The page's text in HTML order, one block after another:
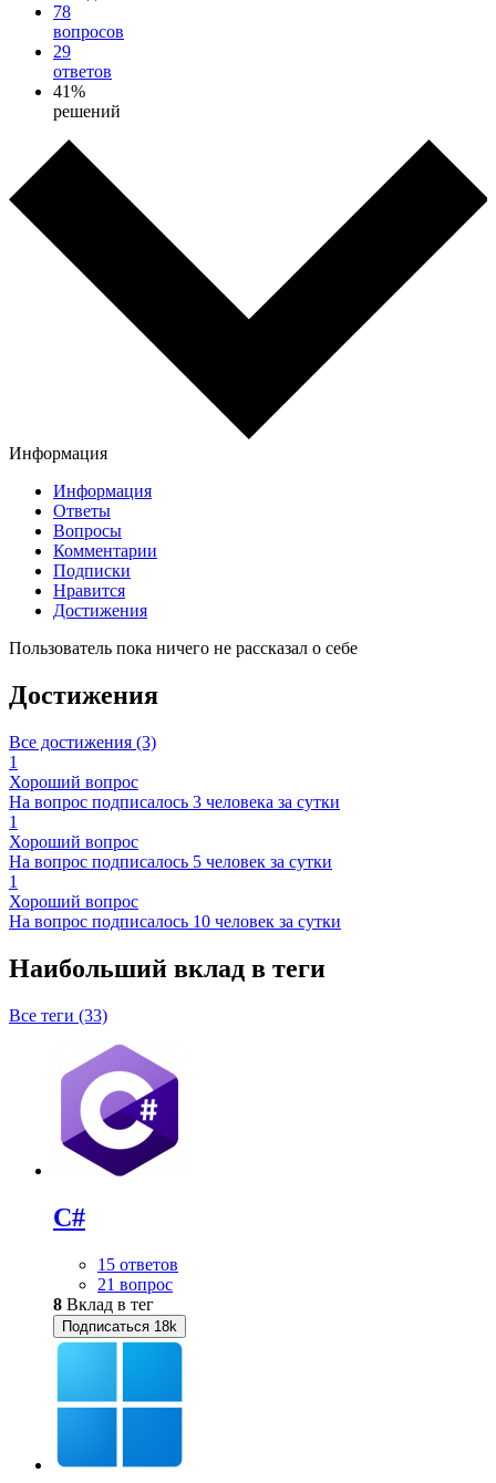
78
вопросов
29
ответов
41%
решений
Информация
Информация
Ответы
Вопросы
Комментарии
Подписки
Нравится
Достижения
Пользователь пока ничего не рассказал о себе
Достижения
Все достижения (3)
1
Хороший вопрос
На вопрос подписалось 3 человека за сутки
1
Хороший вопрос
На вопрос подписалось 5 человек за сутки
1
Хороший вопрос
На вопрос подписалось 10 человек за сутки
Наибольший вклад в теги
Все теги (33)
C#
15 ответов
21 вопрос
8 Вклад в тег
Подписаться 18k